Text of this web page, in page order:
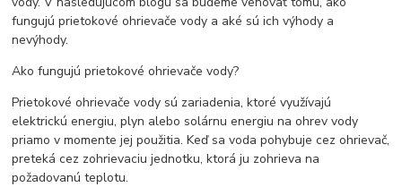
fungujú prietokové ohrievače vody a aké sú ich výhody a
nevýhody.
Ako fungujú prietokové ohrievače vody?
Prietokové ohrievače vody sú zariadenia, ktoré využívajú
elektrickú energiu, plyn alebo solárnu energiu na ohrev vody
priamo v momente jej použitia. Keď sa voda pohybuje cez ohrievač,
preteká cez zohrievaciu jednotku, ktorá ju zohrieva na
požadovanú teplotu.